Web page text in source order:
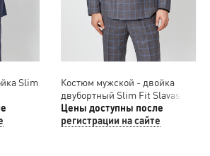
Slim
Костюм мужской - двойка
двубортный Slim Fit Slavasio
02/47
Цены доступны после
регистрации на сайте